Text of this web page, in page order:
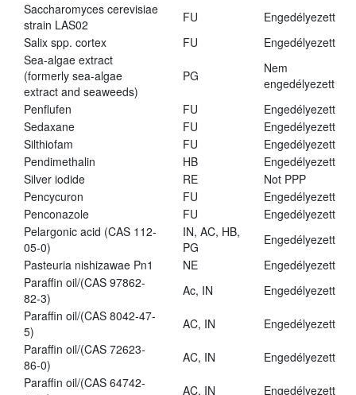
Saccharomyces cerevisiae
strain LAS02
FU
Engedélyezett
Salix spp. cortex
FU
Engedélyezett
Sea-algae extract
(formerly sea-algae
extract and seaweeds)
PG
Nem
engedélyezett
Penflufen
FU
Engedélyezett
Sedaxane
FU
Engedélyezett
Silthiofam
FU
Engedélyezett
Pendimethalin
HB
Engedélyezett
Silver iodide
RE
Not PPP
Pencycuron
FU
Engedélyezett
Penconazole
FU
Engedélyezett
Pelargonic acid (CAS 112-
05-0)
IN, AC, HB,
PG
Engedélyezett
Pasteuria nishizawae Pn1
NE
Engedélyezett
Paraffin oil/(CAS 97862-
82-3)
Ac, IN
Engedélyezett
Paraffin oil/(CAS 8042-47-
5)
AC, IN
Engedélyezett
Paraffin oil/(CAS 72623-
86-0)
AC, IN
Engedélyezett
Paraffin oil/(CAS 64742-
AC, IN
Engedélyezett